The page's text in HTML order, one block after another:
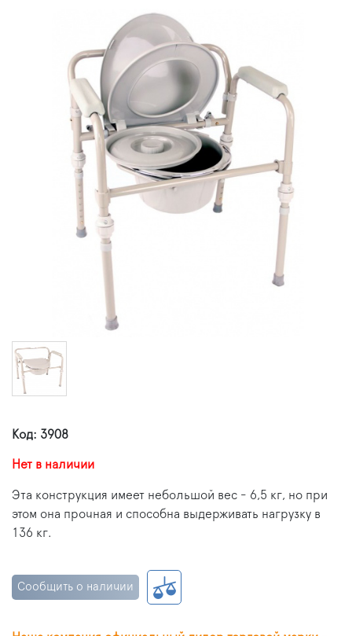
Код: 3908
Нет в наличии
Эта конструкция имеет небольшой вес - 6,5 кг, но при
этом она прочная и способна выдерживать нагрузку в
136 кг.
Сообщить о наличии